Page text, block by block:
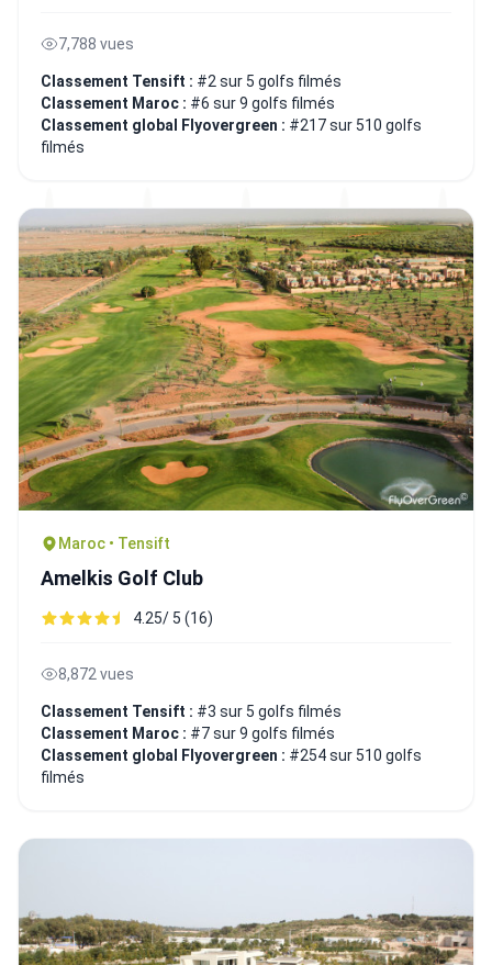
7,788 vues
Classement Tensift : #2 sur 5 golfs filmés
Classement Maroc : #6 sur 9 golfs filmés
Classement global Flyovergreen : #217 sur 510 golfs
filmés
Maroc • Tensift
Amelkis Golf Club
4.25/ 5 (16)
8,872 vues
Classement Tensift : #3 sur 5 golfs filmés
Classement Maroc : #7 sur 9 golfs filmés
Classement global Flyovergreen : #254 sur 510 golfs
filmés